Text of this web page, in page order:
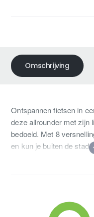
Omschrijving
Ontspannen fietsen in
deze allrounder met zijn
bedoeld. Met 8
en kun je buiten de stad